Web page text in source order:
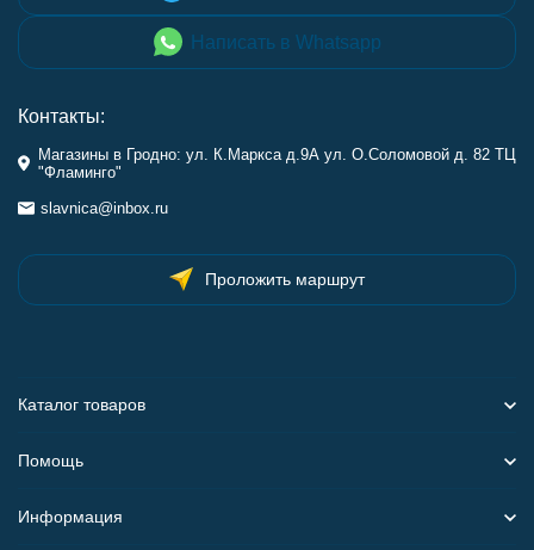
Написать в Whatsapp
Контакты:
Магазины в Гродно: ул. К.Маркса д.9А ул. О.Соломовой д. 82 ТЦ
"Фламинго"
slavnica@inbox.ru
Проложить маршрут
Каталог товаров
Помощь
Информация